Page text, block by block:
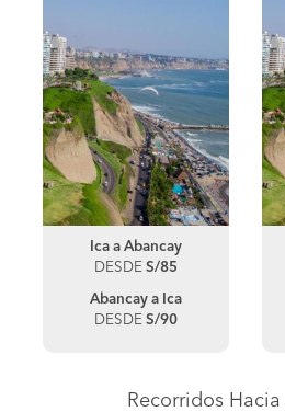
Ica a Abancay
DESDE S/85
Abancay a Ica
DESDE S/90
Recorridos Hacia